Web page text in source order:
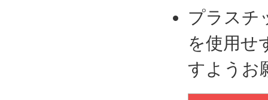
プラスチ
を使用せ
すようお